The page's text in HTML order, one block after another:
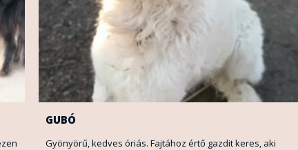
GUBÓ
Gyönyörű, kedves óriás. Fajtához értő gazdit keres, aki